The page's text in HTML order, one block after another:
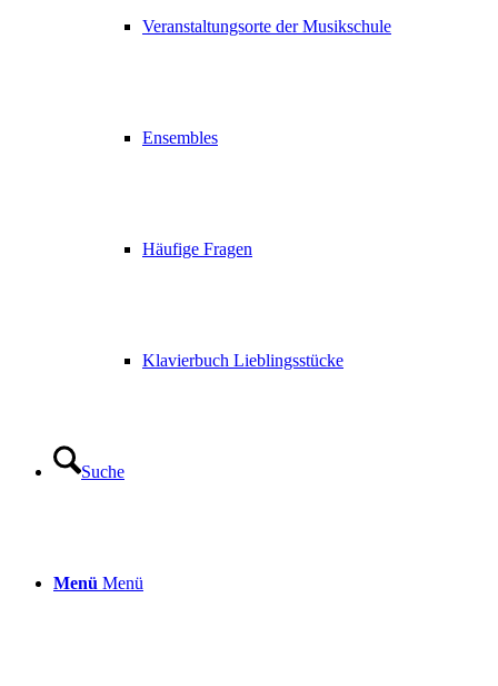
Veranstaltungsorte der Musikschule
Ensembles
Häufige Fragen
Klavierbuch Lieblingsstücke
Suche
Menü Menü